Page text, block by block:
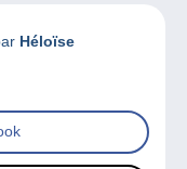
Héloïse